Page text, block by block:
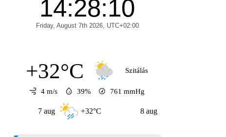
+32°C Szitálás
4 m/s 39% 761 mmHg
+32°C +30°C